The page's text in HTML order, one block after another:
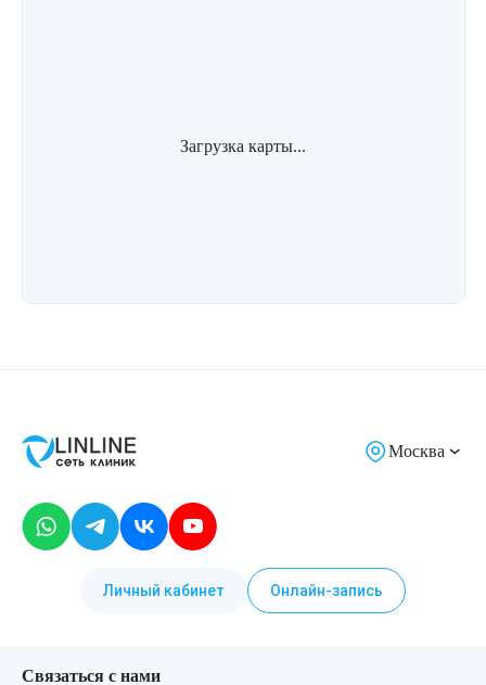
Загрузка карты...
Москва
Личный кабинет Онлайн-запись
Связаться с нами